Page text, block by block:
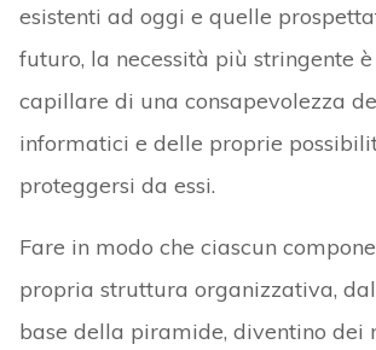
esistenti ad oggi e quelle
futuro, la necessità più stringente
capillare di una consapevolezza
informatici e delle proprie
proteggersi da essi.
Fare in modo che ciascun
propria struttura organizzativa,
base della piramide, diventino dei